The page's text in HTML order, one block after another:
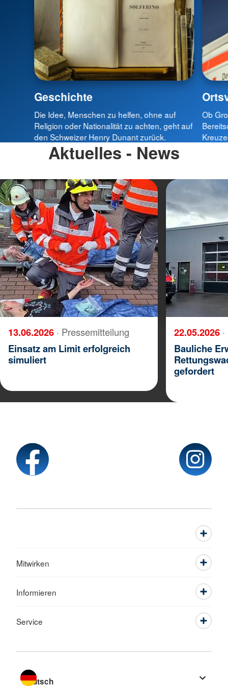
Geschichte
Die Idee, Menschen zu helfen, ohne auf
Religion oder Nationalität zu achten, geht auf
den Schweizer Henry Dunant zurück.
Ob
Aktuelles - News
13.06.2026 · Pressemitteilung
Einsatz am Limit erfolgreich
simuliert
22.05.2026
Bauliche
gefordert
Mitwirken
Informieren
Service
Sprache wechseln zu